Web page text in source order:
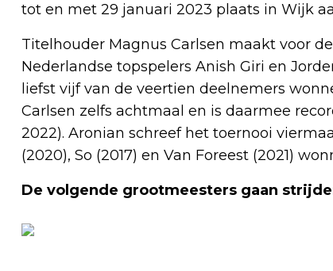
tot en met 29 januari 2023 plaats in Wijk
Titelhouder Magnus Carlsen maakt voor
Nederlandse topspelers Anish Giri en
liefst vijf van de veertien deelnemers
Carlsen zelfs achtmaal en is daarmee
2022). Aronian schreef het toernooi
(2020), So (2017) en Van Foreest (2021)
De volgende grootmeesters gaan